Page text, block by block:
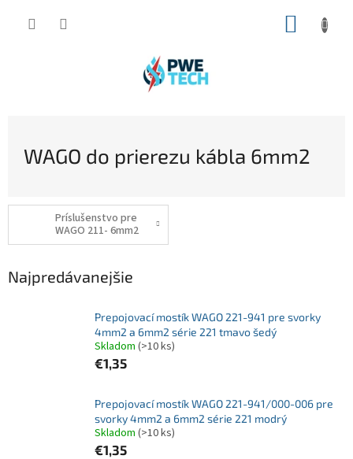
WAGO do prierezu kábla 6mm2
Príslušenstvo pre
WAGO 211- 6mm2
Najpredávanejšie
Prepojovací mostík WAGO 221-941 pre svorky
4mm2 a 6mm2 série 221 tmavo šedý
Skladom (>10 ks)
€1,35
Prepojovací mostík WAGO 221-941/000-006 pre
svorky 4mm2 a 6mm2 série 221 modrý
Skladom (>10 ks)
€1,35